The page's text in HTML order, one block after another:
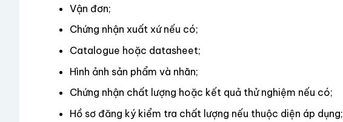
Vận đơn;
Chứng nhận xuất xứ nếu có;
Catalogue hoặc datasheet;
Hình ảnh sản phẩm và nhãn;
Chứng nhận chất lượng hoặc kết quả thử nghiệm nếu có;
Hồ sơ đăng ký kiểm tra chất lượng nếu thuộc diện áp dụng;